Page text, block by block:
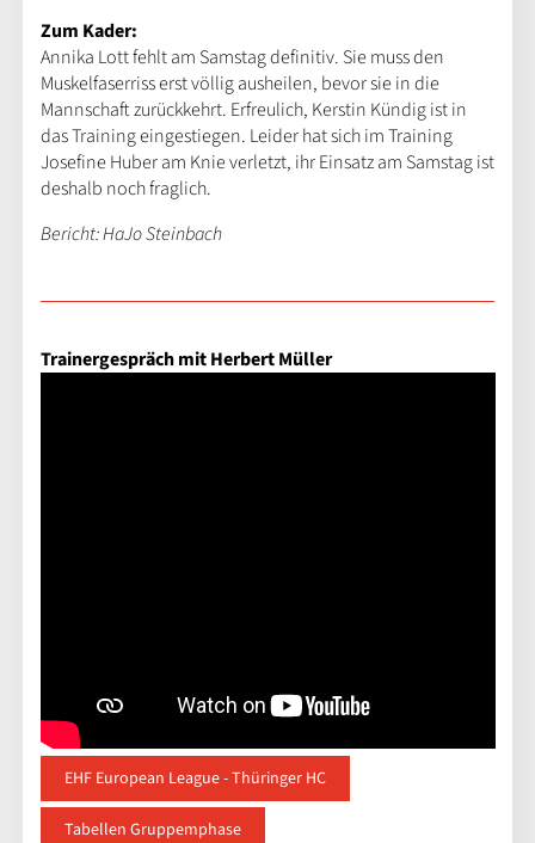
Zum Kader:
Annika Lott fehlt am Samstag definitiv. Sie muss den
Muskelfaserriss erst völlig ausheilen, bevor sie in die
Mannschaft zurückkehrt. Erfreulich, Kerstin Kündig ist in
das Training eingestiegen. Leider hat sich im Training
Josefine Huber am Knie verletzt, ihr Einsatz am Samstag ist
deshalb noch fraglich.
Bericht: HaJo Steinbach
Trainergespräch mit Herbert Müller
EHF European League - Thüringer HC
Tabellen Gruppemphase